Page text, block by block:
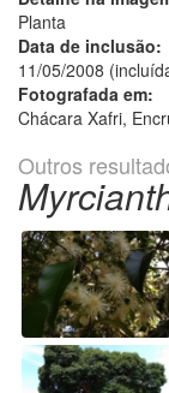
Planta
Data de inclusão:
11/05/2008
Fotografada em:
Chácara Xafri,
Outros